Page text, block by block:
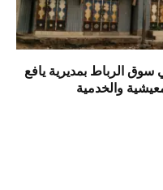
الرباط بمديرية يافع
والخدمية